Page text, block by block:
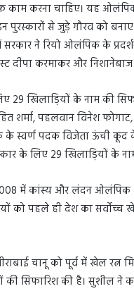
करना चाहिए। यह
से जुड़े गौरव को बनाए
ने रियो ओलंपिक के
दीपा करमाकर और
29 खिलाड़ियों के नाम की
शर्मा, पहलवान विनेश
के स्वर्ण पदक विजेता ऊंची
के लिए 29 खिलाड़ियों के
में कांस्य और लंदन ओलंपिक
को पहले ही देश का सर्वोच्च
चानू को पूर्व में खेल
की सिफारिश की है। सुशील ने